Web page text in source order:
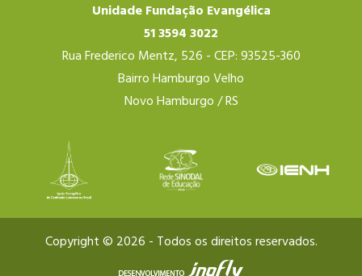
Unidade Fundação Evangélica
51 3594 3022
Rua Frederico Mentz, 526 - CEP: 93525-360
Bairro Hamburgo Velho
Novo Hamburgo / RS
Copyright © 2026 - Todos os direitos reservados.